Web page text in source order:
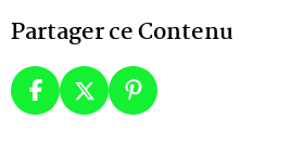
Partager ce Contenu